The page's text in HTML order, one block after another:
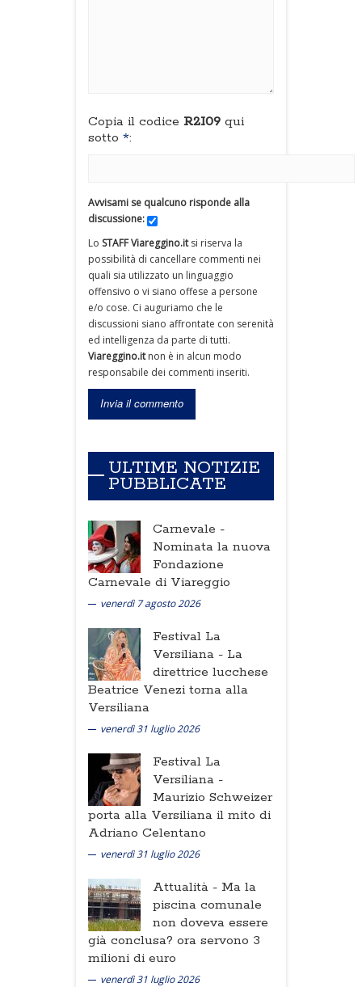
Copia il codice R2I09 qui
sotto *:
Avvisami se qualcuno risponde alla
discussione:
Lo STAFF Viareggino.itsi riserva la
possibilità di cancellare commenti nei
quali sia utilizzato un linguaggio
offensivo o vi siano offese a persone
e/o cose. Ci auguriamo che le
discussioni siano affrontate con serenità
ed intelligenza da parte di tutti.
Viareggino.itnon è in alcun modo
responsabile dei commenti inseriti.
ULTIME NOTIZIE
PUBBLICATE
Carnevale -
Nominata la nuova
Fondazione
Carnevale di Viareggio
venerdì 7 agosto 2026
Festival La
Versiliana - La
direttrice lucchese
Beatrice Venezi torna alla
Versiliana
venerdì 31 luglio 2026
Festival La
Versiliana -
Maurizio Schweizer
porta alla Versiliana il mito di
Adriano Celentano
venerdì 31 luglio 2026
Attualità - Ma la
piscina comunale
non doveva essere
già conclusa? ora servono 3
milioni di euro
venerdì 31 luglio 2026